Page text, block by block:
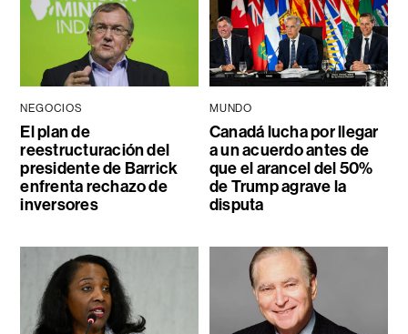
NEGOCIOS
El plan de
reestructuración del
presidente de Barrick
enfrenta rechazo de
inversores
MUNDO
Canadá lucha por llegar
a un acuerdo antes de
que el arancel del 50%
de Trump agrave la
disputa